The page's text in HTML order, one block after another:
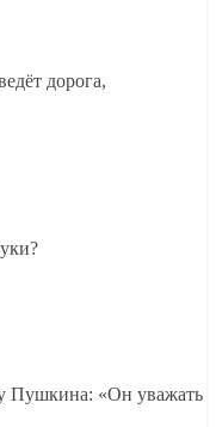
дорога,
Пушкина: «Он уважать